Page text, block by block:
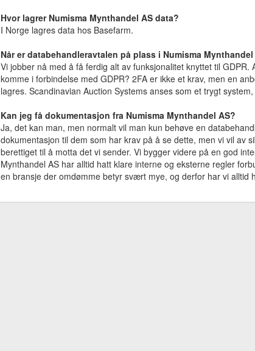
Hvor lagrer Numisma Mynthandel AS data?
I Norge lagres data hos Basefarm.
Når er databehandleravtalen på plass i Numisma Mynthandel
Vi jobber nå med å få ferdig alt av funksjonalitet knyttet til
komme i forbindelse med GDPR? 2FA er ikke et krav, men en
lagres. Scandinavian Auction Systems anses som et trygt
Kan jeg få dokumentasjon fra Numisma Mynthandel AS?
Ja, det kan man, men normalt vil man kun behøve en
dokumentasjon til dem som har krav på å se dette, men vi vil av
berettiget til å motta det vi sender. Vi bygger videre på en god
Mynthandel AS har alltid hatt klare interne og eksterne regler
en bransje der omdømme betyr svært mye, og derfor har vi alltid